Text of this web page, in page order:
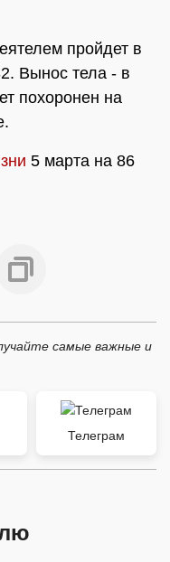
пройдет в
Вынос тела - в
похоронен на
5 марта на 86
самые важные и
Телеграм